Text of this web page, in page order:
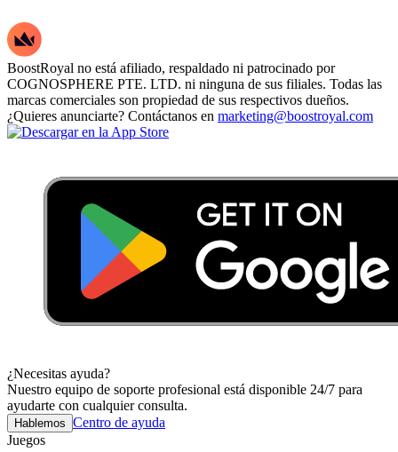
BoostRoyal no está afiliado, respaldado ni patrocinado por
COGNOSPHERE PTE. LTD. ni ninguna de sus filiales. Todas las
marcas comerciales son propiedad de sus respectivos dueños.
¿Quieres anunciarte? Contáctanos en marketing@boostroyal.com
¿Necesitas ayuda?
Nuestro equipo de soporte profesional está disponible 24/7 para
ayudarte con cualquier consulta.
Hablemos Centro de ayuda
Juegos